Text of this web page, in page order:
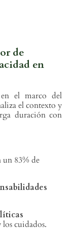
de
en
el marco del
el contexto y
duración con
un 83% de
cuidados.